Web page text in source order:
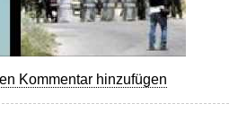
Kommentar hinzufügen